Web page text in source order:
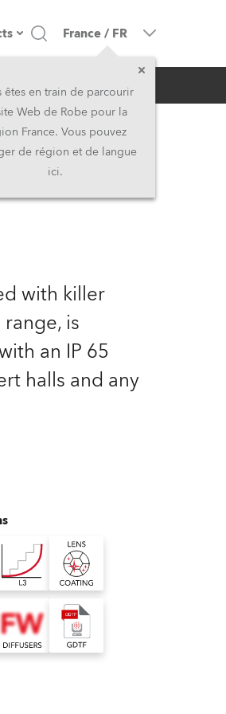
Social
Social & Usine
et Pacifique
Uni et Irelande
Allemagne
Global
Europe
Territoires Russophones
France / FR
êtes en train de parcourir
Web de Robe pour la
France. Vous pouvez
de région et de langue
ici.
Demande d'infos
with killer
is
an IP 65
halls and any